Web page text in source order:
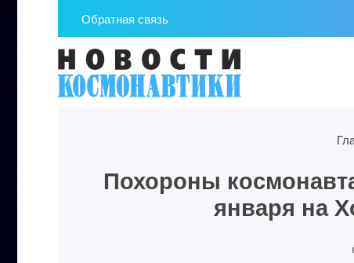
Обратная связь
Похороны
января на